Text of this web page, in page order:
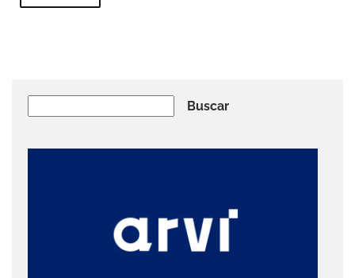
Buscar